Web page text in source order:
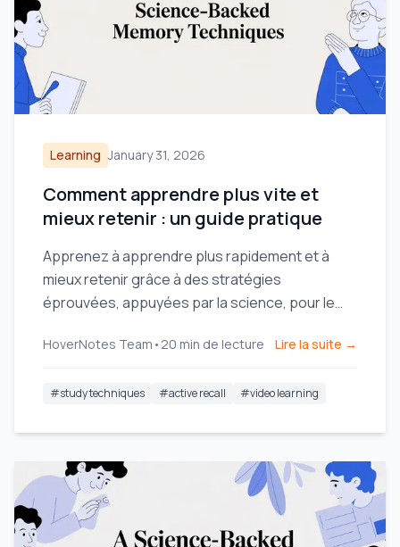
Learning January 31, 2026
Comment apprendre plus vite et
mieux retenir : un guide pratique
Apprenez à apprendre plus rapidement et à
mieux retenir grâce à des stratégies
éprouvées, appuyées par la science, pour le
d'étude efficaces.
HoverNotes Team • 20 min de lecture Lire la suite →
#study techniques #active recall #video learning